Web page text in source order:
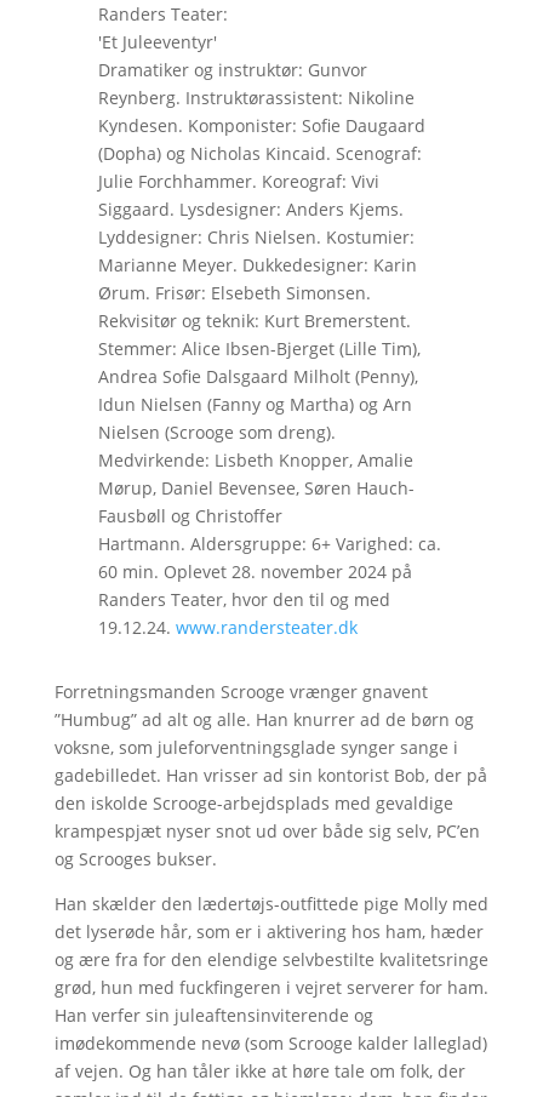
Randers Teater:
'Et Juleeventyr'
Dramatiker og instruktør: Gunvor
Reynberg. Instruktørassistent: Nikoline
Kyndesen. Komponister: Sofie Daugaard
(Dopha) og Nicholas Kincaid. Scenograf:
Julie Forchhammer. Koreograf: Vivi
Siggaard. Lysdesigner: Anders Kjems.
Lyddesigner: Chris Nielsen. Kostumier:
Marianne Meyer. Dukkedesigner: Karin
Ørum. Frisør: Elsebeth Simonsen.
Rekvisitør og teknik: Kurt Bremerstent.
Stemmer: Alice Ibsen-Bjerget (Lille Tim),
Andrea Sofie Dalsgaard Milholt (Penny),
Idun Nielsen (Fanny og Martha) og Arn
Nielsen (Scrooge som dreng).
Medvirkende: Lisbeth Knopper, Amalie
Mørup, Daniel Bevensee, Søren Hauch-
Fausbøll og Christoffer
Hartmann. Aldersgruppe: 6+ Varighed: ca.
60 min. Oplevet 28. november 2024 på
Randers Teater, hvor den til og med
19.12.24. www.randersteater.dk
Forretningsmanden Scrooge vrænger gnavent
”Humbug” ad alt og alle. Han knurrer ad de børn og
voksne, som juleforventningsglade synger sange i
gadebilledet. Han vrisser ad sin kontorist Bob, der på
den iskolde Scrooge-arbejdsplads med gevaldige
krampespjæt nyser snot ud over både sig selv, PC’en
og Scrooges bukser.
Han skælder den lædertøjs-outfittede pige Molly med
det lyserøde hår, som er i aktivering hos ham, hæder
og ære fra for den elendige selvbestilte kvalitetsringe
grød, hun med fuckfingeren i vejret serverer for ham.
Han verfer sin juleaftensinviterende og
imødekommende nevø (som Scrooge kalder lalleglad)
af vejen. Og han tåler ikke at høre tale om folk, der